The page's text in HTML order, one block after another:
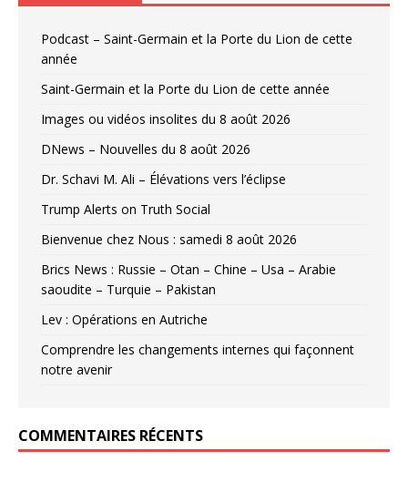
Podcast – Saint-Germain et la Porte du Lion de cette
année
Saint-Germain et la Porte du Lion de cette année
Images ou vidéos insolites du 8 août 2026
DNews – Nouvelles du 8 août 2026
Dr. Schavi M. Ali – Élévations vers l’éclipse
Trump Alerts on Truth Social
Bienvenue chez Nous : samedi 8 août 2026
Brics News : Russie – Otan – Chine – Usa – Arabie
saoudite – Turquie – Pakistan
Lev : Opérations en Autriche
Comprendre les changements internes qui façonnent
notre avenir
COMMENTAIRES RÉCENTS